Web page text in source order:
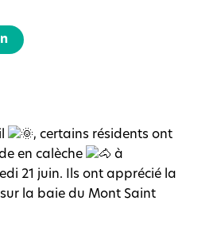
, certains résidents ont
en calèche
à
21 juin. Ils ont apprécié la
la baie du Mont Saint